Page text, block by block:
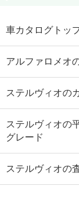
車カタログトッ
アルファロメオ
ステルヴィオの
ステルヴィオの
グレード
ステルヴィオの